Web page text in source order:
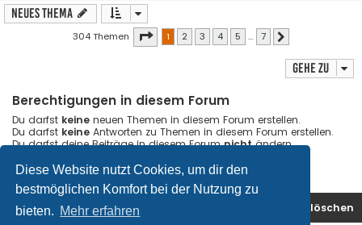
Diese Website nutzt Cookies, um dir den
bestmöglichen Komfort bei der Nutzung zu
bieten. Mehr erfahren
Neues Thema
304 Themen Seite von7
1 2 3 4 5 … 7
Gehe zu
Berechtigungen in diesem Forum
Du darfst keine neuen Themen in diesem Forum erstellen.
Du darfst keine Antworten zu Themen in diesem Forum erstellen.
Du darfst deine Beiträge in diesem Forumnichtändern.
Du darfstkeineDateianhänge in diesem Forum erstellen.
Foren-Übersicht Alle Cookies löschen